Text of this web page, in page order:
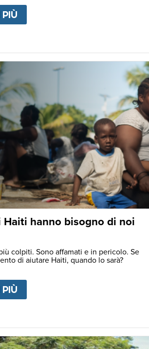
Haiti hanno bisogno di noi
colpiti. Sono affamati e in pericolo. Se
di aiutare Haiti, quando lo sarà?